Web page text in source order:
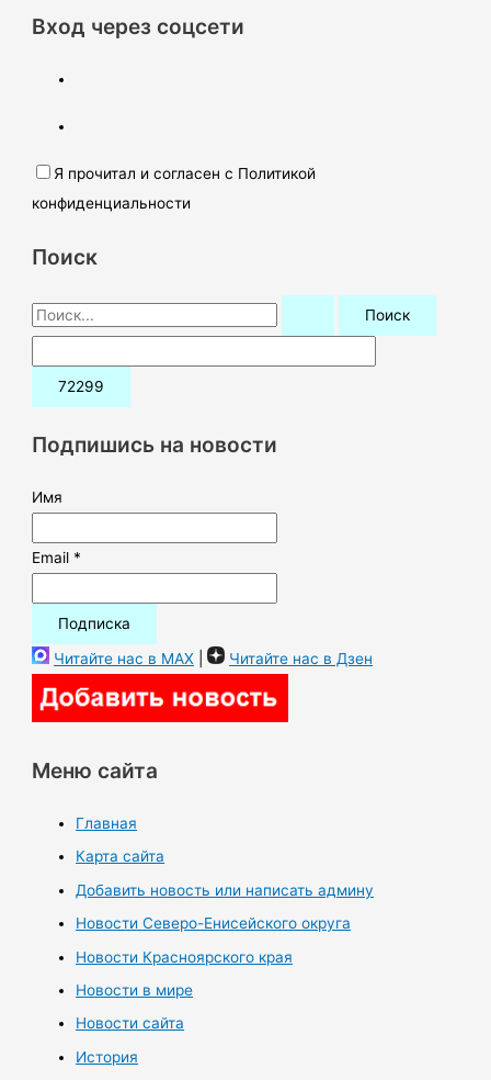
Вход через соцсети
Я прочитал и согласен с Политикой
конфиденциальности
Поиск
П
о
и
:Подпишись на новости
Имя
Email *
Читайте нас в MAX | Читайте нас в Дзен
Меню сайта
Главная
Карта сайта
Добавить новость или написать админу
Новости Северо-Енисейского округа
Новости Красноярского края
Новости в мире
Новости сайта
История